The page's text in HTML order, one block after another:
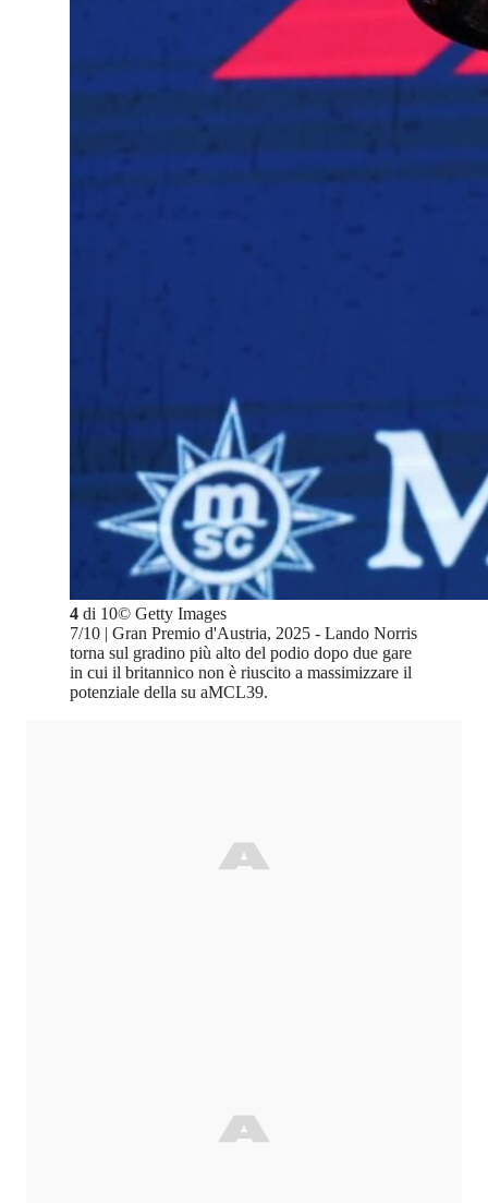
4 di 10© Getty Images
7/10 | Gran Premio d'Austria, 2025 - Lando Norris
torna sul gradino più alto del podio dopo due gare
in cui il britannico non è riuscito a massimizzare il
potenziale della su aMCL39.